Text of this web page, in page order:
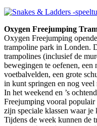
Oxygen Freejumping
Oxygen Freejumping
trampoline park in Londen.
trampolines (inclusief de
bewegingen te oefenen,
voetbalvelden, een grote
in kunt springen en nog veel
In het weekend en ’s
Freejumping vooral
zijn speciale klassen waar
Tijdens de week kunnen de